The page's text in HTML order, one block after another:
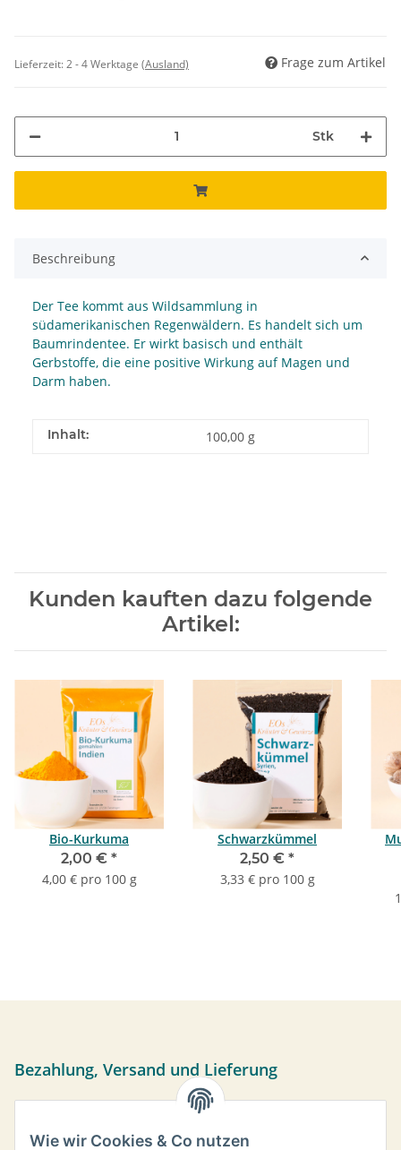
Lieferzeit:2 - 4 Werktage (Ausland) Frage zum Artikel
Stk
Beschreibung
Der Tee kommt aus Wildsammlung in
südamerikanischen Regenwäldern. Es handelt sich um
Baumrindentee. Er wirkt basisch und enthält
Gerbstoffe, die eine positive Wirkung auf Magen und
Darm haben.
Inhalt: 100,00 g
Kunden kauften dazu folgende
Artikel:
Bio-Kurkuma
2,00 € *
4,00 € pro 100 g
Schwarzkümmel
2,50 € *
3,33 € pro 100 g
Bezahlung, Versand und Lieferung
Sie können per Vorkasse, PayPal oder bei Abholung bar
übermittelt.
Wie wir Cookies & Co nutzen